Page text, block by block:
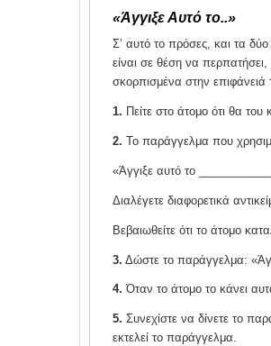
«Άγγιξε Αυτό το..»
Σ’ αυτό το πρόσες, και τα
είναι σε θέση να
σκορπισμένα στην επιφάνειά
1. Πείτε στο άτομο ότι θα
2. Το παράγγελμα που
«Άγγιξε αυτό το
Διαλέγετε διαφορετικά
Βεβαιωθείτε ότι το άτομο
3. Δώστε το παράγγελμα:
4. Όταν το άτομο το κάνει
5. Συνεχίστε να δίνετε το
εκτελεί το παράγγελμα.